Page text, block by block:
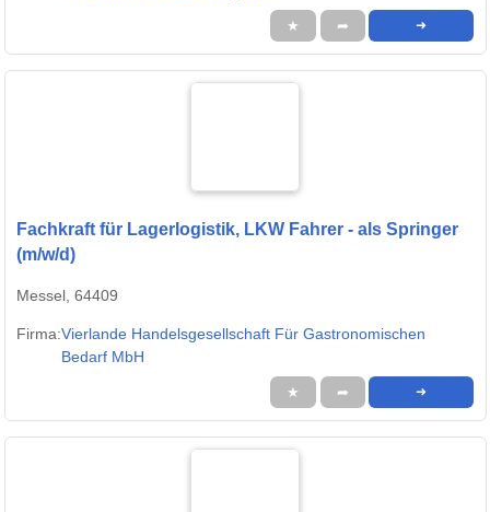
★ ➦ ➜
Fachkraft für Lagerlogistik, LKW Fahrer - als Springer
(m/w/d)
Messel, 64409
Firma:Vierlande Handelsgesellschaft Für Gastronomischen
Bedarf MbH
★ ➦ ➜